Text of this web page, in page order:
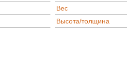
Вес
Высота/толщина